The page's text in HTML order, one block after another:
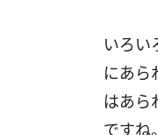
いろい
にあら
はあら
ですね。